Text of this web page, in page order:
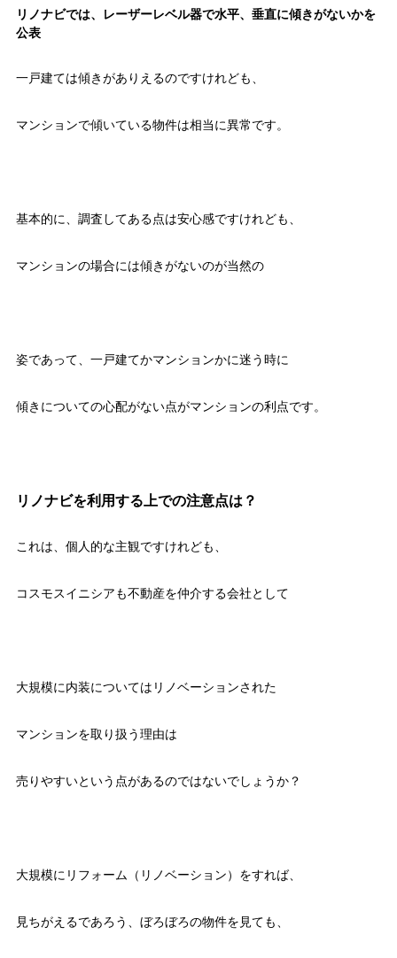
リノナビでは、レーザーレベル器で水平、垂直に傾きがないかを
公表
一戸建ては傾きがありえるのですけれども、
マンションで傾いている物件は相当に異常です。
基本的に、調査してある点は安心感ですけれども、
マンションの場合には傾きがないのが当然の
姿であって、一戸建てかマンションかに迷う時に
傾きについての心配がない点がマンションの利点です。
リノナビを利用する上での注意点は？
これは、個人的な主観ですけれども、
コスモスイニシアも不動産を仲介する会社として
大規模に内装についてはリノベーションされた
マンションを取り扱う理由は
売りやすいという点があるのではないでしょうか？
大規模にリフォーム（リノベーション）をすれば、
見ちがえるであろう、ぼろぼろの物件を見ても、